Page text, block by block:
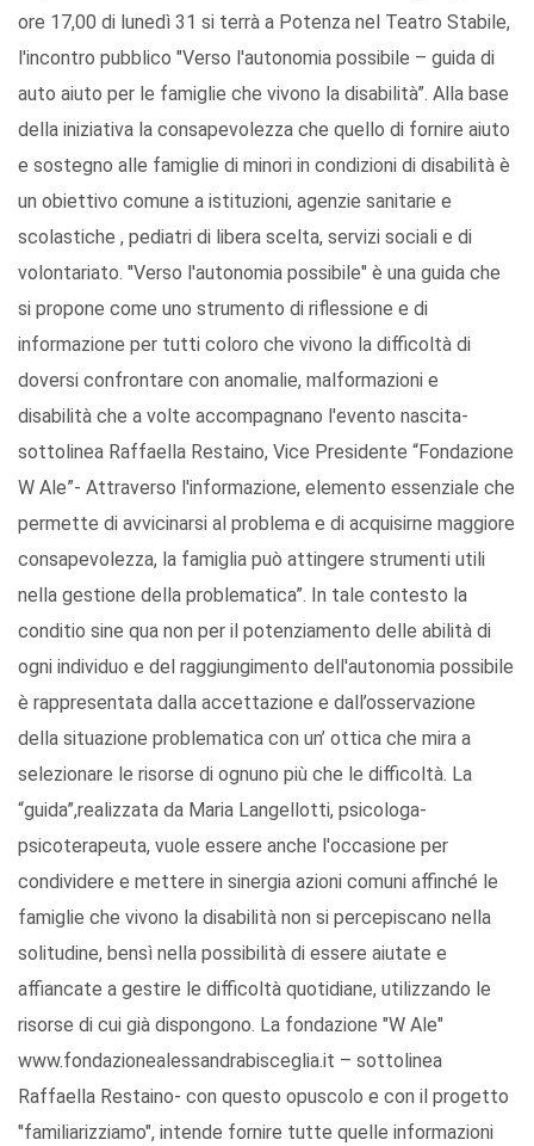
ore 17,00 di lunedì 31 si terrà a Potenza nel Teatro Stabile,
l'incontro pubblico "Verso l'autonomia possibile – guida di
auto aiuto per le famiglie che vivono la disabilità”. Alla base
della iniziativa la consapevolezza che quello di fornire aiuto
e sostegno alle famiglie di minori in condizioni di disabilità è
un obiettivo comune a istituzioni, agenzie sanitarie e
scolastiche , pediatri di libera scelta, servizi sociali e di
volontariato. ''Verso l'autonomia possibile" è una guida che
si propone come uno strumento di riflessione e di
informazione per tutti coloro che vivono la difficoltà di
doversi confrontare con anomalie, malformazioni e
disabilità che a volte accompagnano l'evento nascita-
sottolinea Raffaella Restaino, Vice Presidente “Fondazione
W Ale”- Attraverso l'informazione, elemento essenziale che
permette di avvicinarsi al problema e di acquisirne maggiore
consapevolezza, la famiglia può attingere strumenti utili
nella gestione della problematica”. In tale contesto la
conditio sine qua non per il potenziamento delle abilità di
ogni individuo e del raggiungimento dell'autonomia possibile
è rappresentata dalla accettazione e dall’osservazione
della situazione problematica con un’ ottica che mira a
selezionare le risorse di ognuno più che le difficoltà. La
“guida”,realizzata da Maria Langellotti, psicologa-
psicoterapeuta, vuole essere anche l'occasione per
condividere e mettere in sinergia azioni comuni affinché le
famiglie che vivono la disabilità non si percepiscano nella
solitudine, bensì nella possibilità di essere aiutate e
affiancate a gestire le difficoltà quotidiane, utilizzando le
risorse di cui già dispongono. La fondazione "W Ale"
www.fondazionealessandrabisceglia.it – sottolinea
Raffaella Restaino- con questo opuscolo e con il progetto
"familiarizziamo", intende fornire tutte quelle informazioni